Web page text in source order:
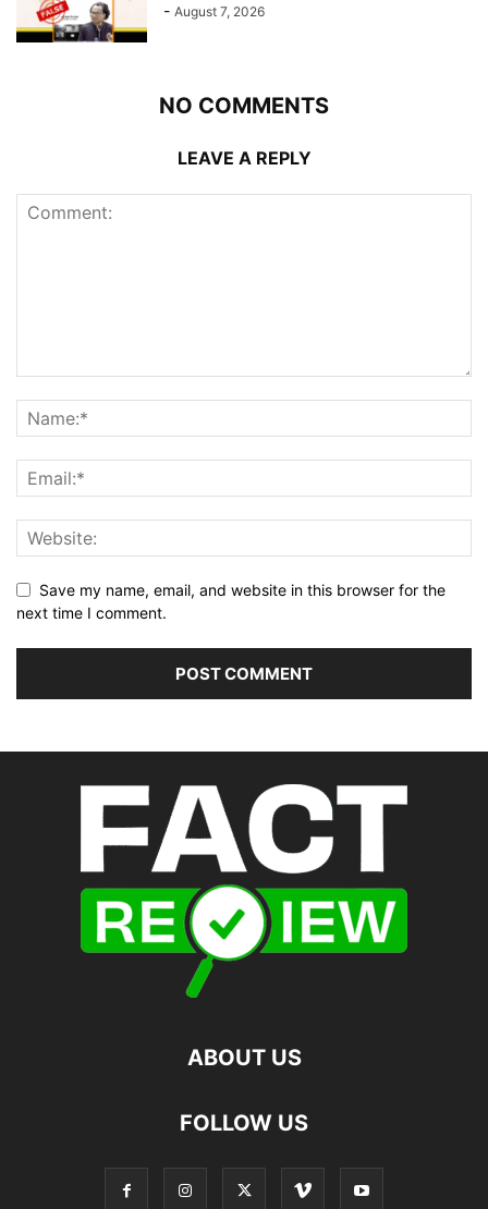
- August 7, 2026
NO COMMENTS
LEAVE A REPLY
Save my name, email, and website in this browser for the
next time I comment.
ABOUT US
FOLLOW US